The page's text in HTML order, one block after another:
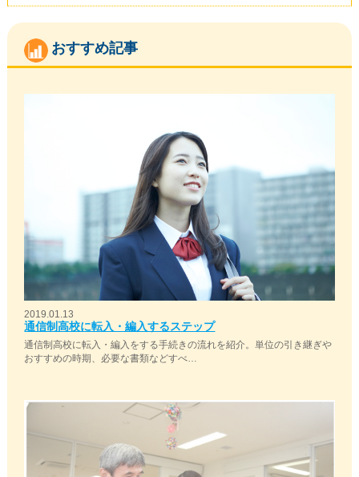
おすすめ記事
2019.01.13
通信制高校に転入・編入するステップ
通信制高校に転入・編入をする手続きの流れを紹介。単位の引き継ぎや
おすすめの時期、必要な書類などすべ…